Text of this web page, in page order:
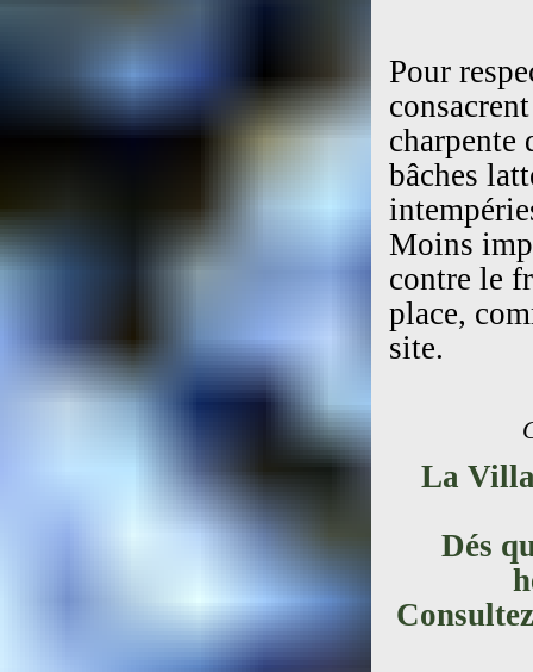
Pour
charpente
bâches
Moins
contre le
place,
site.
La
Dés